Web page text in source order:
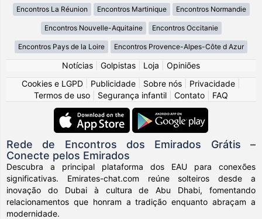
Encontros La Réunion Encontros Martinique Encontros Normandie
Encontros Nouvelle-Aquitaine Encontros Occitanie
Encontros Pays de la Loire Encontros Provence-Alpes-Côte d Azur
Notícias Golpistas Loja
Opiniões
Cookies e LGPD
Publicidade Sobre nós Privacidade
Termos de uso
Segurança infantil Contato FAQ
Rede de Encontros dos Emirados Grátis –
Conecte pelos Emirados
Descubra a principal plataforma dos EAU para conexões
significativas. Emirates-chat.com reúne solteiros desde a
inovação do Dubai à cultura de Abu Dhabi, fomentando
relacionamentos que honram a tradição enquanto abraçam a
modernidade.